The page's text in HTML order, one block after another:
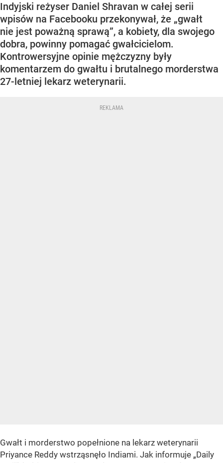
Indyjski reżyser Daniel Shravan w całej serii
wpisów na Facebooku przekonywał, że „gwałt
nie jest poważną sprawą”, a kobiety, dla swojego
dobra, powinny pomagać gwałcicielom.
Kontrowersyjne opinie mężczyzny były
komentarzem do gwałtu i brutalnego morderstwa
27-letniej lekarz weterynarii.
Gwałt i morderstwo popełnione na lekarz weterynarii
Priyance Reddy wstrząsnęło Indiami. Jak informuje „Daily